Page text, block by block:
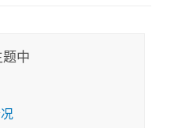
或者直接开始免
中